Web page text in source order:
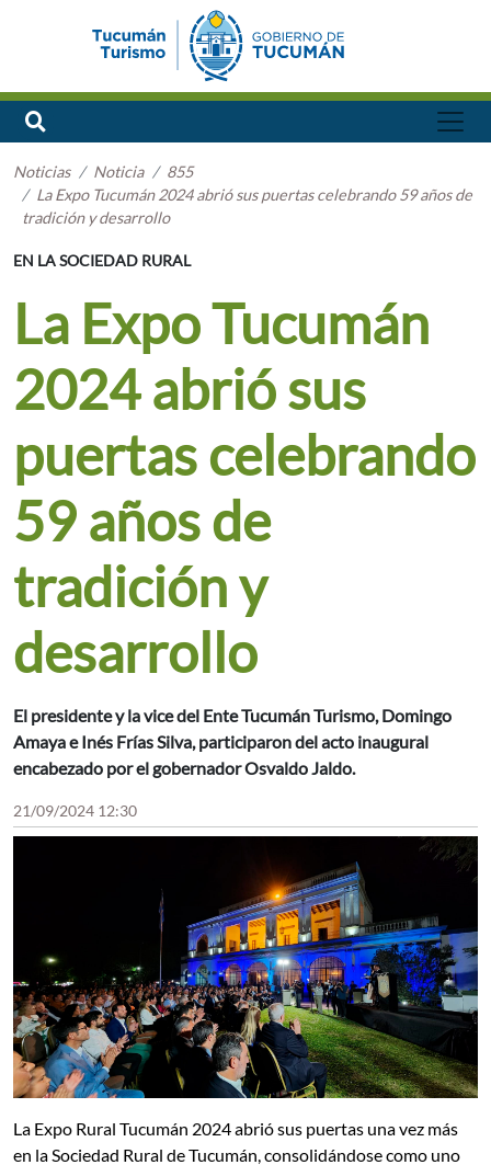
Noticias Noticia
855
La Expo Tucumán 2024 abrió sus puertas celebrando 59 años de
tradición y desarrollo
EN LA SOCIEDAD RURAL
La Expo Tucumán
2024 abrió sus
puertas celebrando
59 años de
tradición y
desarrollo
El presidente y la vice del Ente Tucumán Turismo, Domingo
Amaya e Inés Frías Silva, participaron del acto inaugural
encabezado por el gobernador Osvaldo Jaldo.
21/09/2024 12:30
La Expo Rural Tucumán 2024 abrió sus puertas una vez más
en la Sociedad Rural de Tucumán, consolidándose como uno